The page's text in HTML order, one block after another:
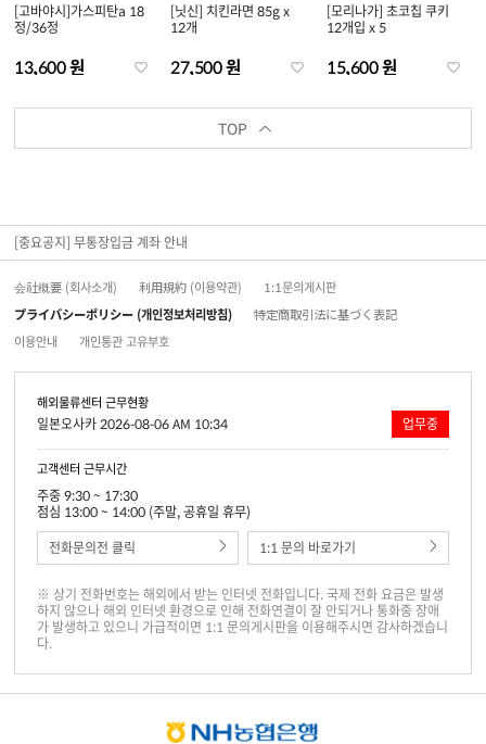
[고바야시]가스피탄a 18
정/36정
13,600 원
[닛신] 치킨라면 85g x
12개
27,500 원
[모리나가] 초코칩 쿠키
12개입 x 5
15,600 원
TOP
[중요공지] 무통장입금 계좌 안내
会社概要 (회사소개) 利用規約 (이용약관)
1:1문의게시판
プライバシーポリシー (개인정보처리방침)
特定商取引法に基づく表記
이용안내
개인통관 고유부호
해외물류센터 근무현황
일본오사카 2026-08-06 AM 10:34 업무중
고객센터 근무시간
주중 9:30 ~ 17:30
점심 13:00 ~ 14:00 (주말, 공휴일 휴무)
전화문의전 클릭
1:1 문의 바로가기
※ 상기 전화번호는 해외에서 받는 인터넷 전화입니다. 국제 전화 요금은 발생
하지 않으나 해외 인터넷 환경으로 인해 전화연결이 잘 안되거나 통화중 장애
가 발생하고 있으니 가급적이면 1:1 문의게시판을 이용해주시면 감사하겠습니
다.